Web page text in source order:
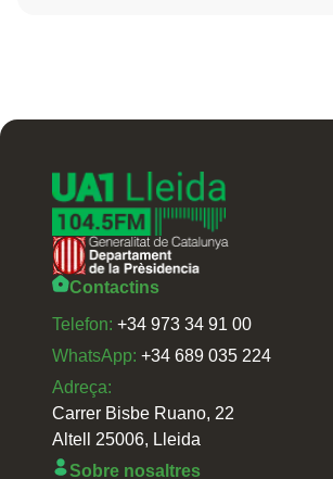
Contactins
Telefon: +34 973 34 91 00
WhatsApp: +34 689 035 224
Adreça:
Carrer Bisbe Ruano, 22
Altell 25006, Lleida
Sobre nosaltres